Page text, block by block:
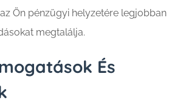
Ön pénzügyi helyzetére legjobban
megtalálja.
És